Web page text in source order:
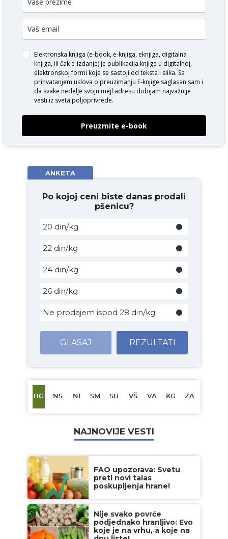
Elektronska knjiga (e-book, e-knjiga, eknjiga, digitalna
knjiga, ili čak e-izdanje) je publikacija knjige u digitalnoj,
elektronskoj formi koja se sastoji od teksta i slika. Sa
prihvatanjem uslova o preuzimanju E-knjige saglasan sam i
da svake nedelje svoju mejl adresu dobijam najvažnije
vesti iz sveta poljoprivrede.
Preuzmite e-book
ANKETA
Po kojoj ceni biste danas prodali
pšenicu?
20 din/kg
22 din/kg
24 din/kg
26 din/kg
Ne prodajem ispod 28 din/kg
GLASAJ REZULTATI
BG NS NI SM SU VŠ VA KG ZA
NAJNOVIJE VESTI
FAO upozorava: Svetu
preti novi talas
poskupljenja hrane!
Nije svako povrće
podjednako hranljivo: Evo
koje je na vrhu, a koje na